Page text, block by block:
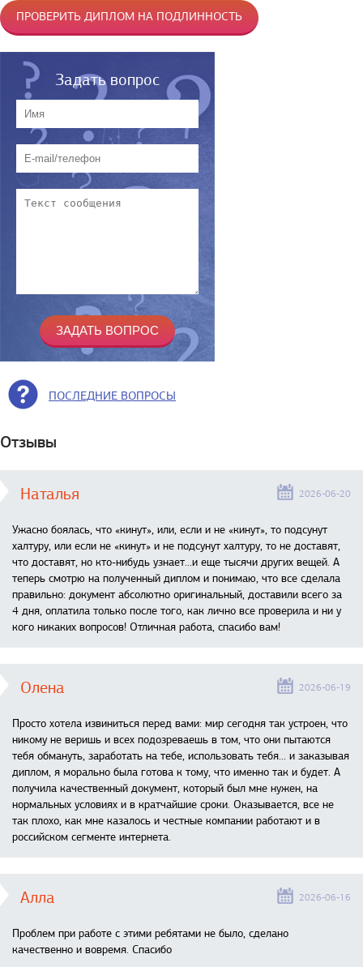
ПРОВЕРИТЬ ДИПЛОМ НА ПОДЛИННОСТЬ
Задать вопрос
ПОСЛЕДНИЕ ВОПРОСЫ
Отзывы
Наталья 2026-06-20
Ужасно боялась, что «кинут», или, если и не «кинут», то подсунут
халтуру, или если не «кинут» и не подсунут халтуру, то не доставят,
что доставят, но кто-нибудь узнает...и еще тысячи других вещей. А
теперь смотрю на полученный диплом и понимаю, что все сделала
правильно: документ абсолютно оригинальный, доставили всего за
4 дня, оплатила только после того, как лично все проверила и ни у
кого никаких вопросов! Отличная работа, спасибо вам!
Олена 2026-06-19
Просто хотела извиниться перед вами: мир сегодня так устроен, что
никому не веришь и всех подозреваешь в том, что они пытаются
тебя обмануть, заработать на тебе, использовать тебя... и заказывая
диплом, я морально была готова к тому, что именно так и будет. А
получила качественный документ, который был мне нужен, на
нормальных условиях и в кратчайшие сроки. Оказывается, все не
так плохо, как мне казалось и честные компании работают и в
российском сегменте интернета.
Алла 2026-06-16
Проблем при работе с этими ребятами не было, сделано
качественно и вовремя. Спасибо